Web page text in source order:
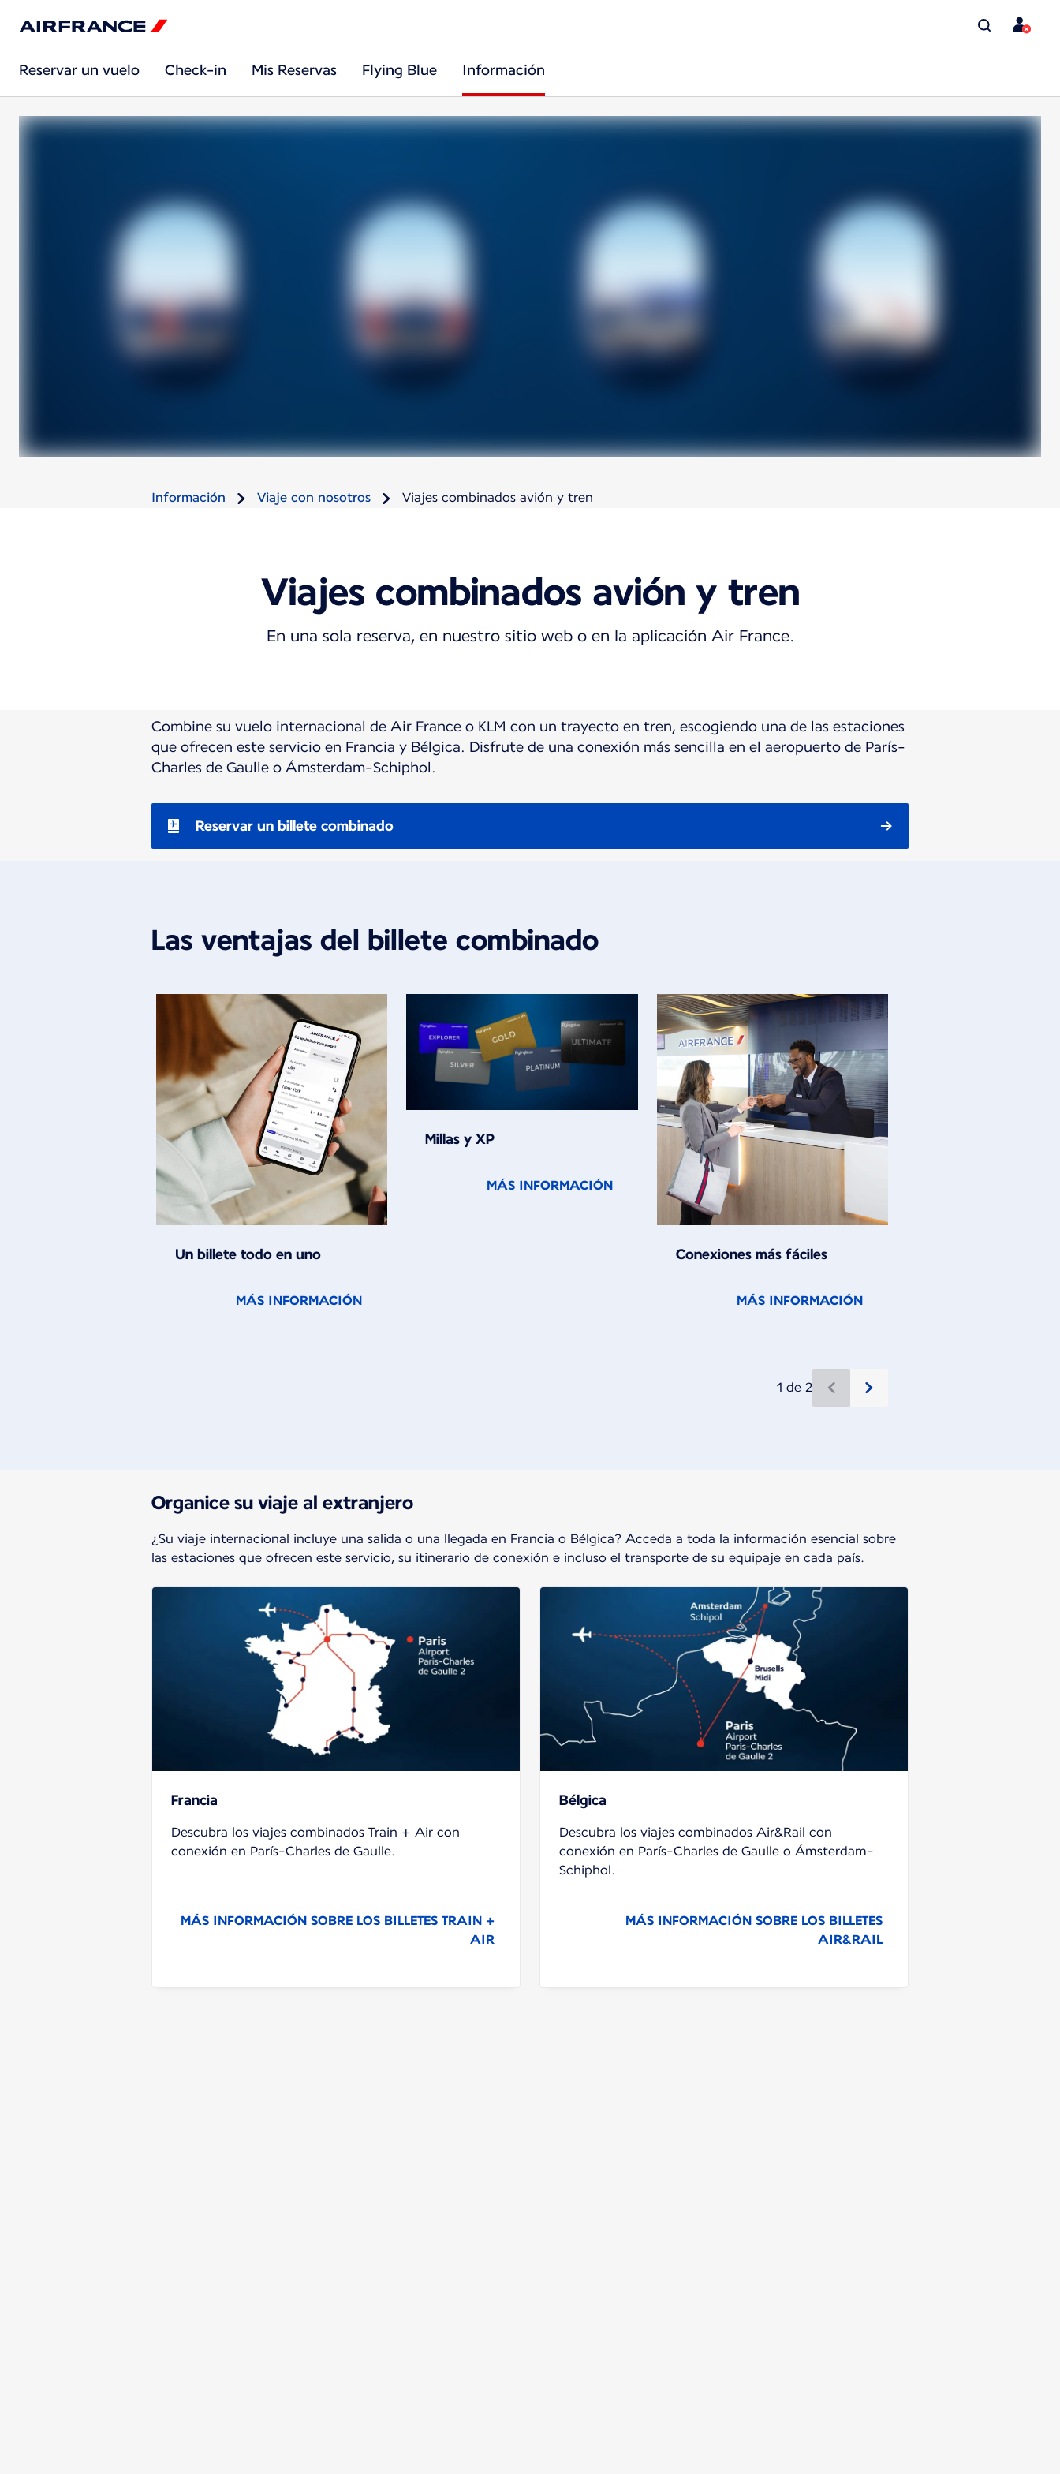
Reservar un vuelo Check-in Mis Reservas Flying Blue Información
Información Viaje con nosotros Viajes combinados avión y tren
Viajes combinados avión y tren
En una sola reserva, en nuestro sitio web o en la aplicación Air France.
Combine su vuelo internacional de Air France o KLM con un trayecto en tren, escogiendo una de las estaciones
que ofrecen este servicio en Francia y Bélgica. Disfrute de una conexión más sencilla en el aeropuerto de París-
Charles de Gaulle o Ámsterdam-Schiphol.
Reservar un billete combinado
Las ventajas del billete combinado
Un billete todo en uno
MÁS INFORMACIÓN
Millas y XP
MÁS INFORMACIÓN
Conexiones más fáciles
MÁS INFORMACIÓN
1 de 2
Organice su viaje al extranjero
¿Su viaje internacional incluye una salida o una llegada en Francia o Bélgica? Acceda a toda la información esencial sobre
las estaciones que ofrecen este servicio, su itinerario de conexión e incluso el transporte de su equipaje en cada país.
Francia
Descubra los viajes combinados Train + Air con
conexión en París-Charles de Gaulle.
MÁS INFORMACIÓN SOBRE LOS BILLETES TRAIN +
AIR
Bélgica
Descubra los viajes combinados Air&Rail con
conexión en París-Charles de Gaulle o Ámsterdam-
Schiphol.
MÁS INFORMACIÓN SOBRE LOS BILLETES
AIR&RAIL